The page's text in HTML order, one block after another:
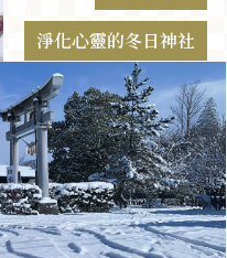
淨化心靈的冬日神社